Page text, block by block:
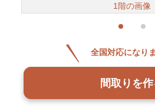
1階の画像
全国対応になり
間取りを